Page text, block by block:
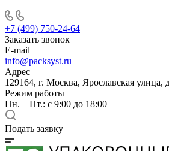
+7 (499) 750-24-64
Заказать звонок
E-mail
info@packsyst.ru
Адрес
129164, г. Москва, Ярославская улица,
Режим работы
Пн. – Пт.: с 9:00 до 18:00
Подать заявку